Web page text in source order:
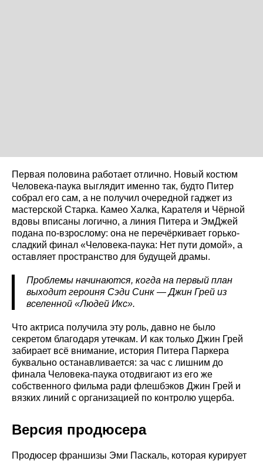
Первая половина работает отлично. Новый костюм
Человека-паука выглядит именно так, будто Питер
собрал его сам, а не получил очередной гаджет из
мастерской Старка. Камео Халка, Карателя и Чёрной
вдовы вписаны логично, а линия Питера и ЭмДжей
подана по-взрослому: она не перечёркивает горько-
сладкий финал «Человека-паука: Нет пути домой», а
оставляет пространство для будущей драмы.
Проблемы начинаются, когда на первый план
выходит героиня Сэди Синк — Джин Грей из
вселенной «Людей Икс».
Что актриса получила эту роль, давно не было
секретом благодаря утечкам. И как только Джин Грей
забирает всё внимание, история Питера Паркера
буквально останавливается: за час с лишним до
финала Человека-паука отодвигают из его же
собственного фильма ради флешбэков Джин Грей и
вязких линий с организацией по контролю ущерба.
Версия продюсера
Продюсер франшизы Эми Паскаль, которая курирует